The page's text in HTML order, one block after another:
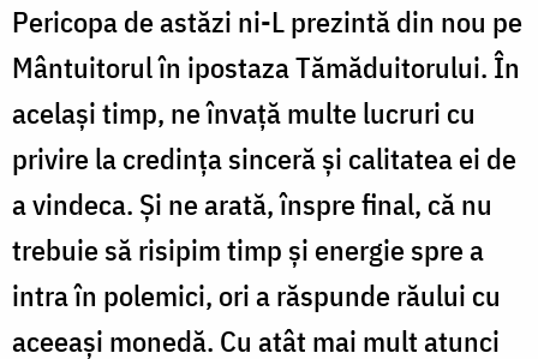
Pericopa de astăzi ni-L prezintă din nou pe
Mântuitorul în ipostaza Tămăduitorului. În
același timp, ne învață multe lucruri cu
privire la credința sinceră și calitatea ei de
a vindeca. Și ne arată, înspre final, că nu
trebuie să risipim timp și energie spre a
intra în polemici, ori a răspunde răului cu
aceeași monedă. Cu atât mai mult atunci